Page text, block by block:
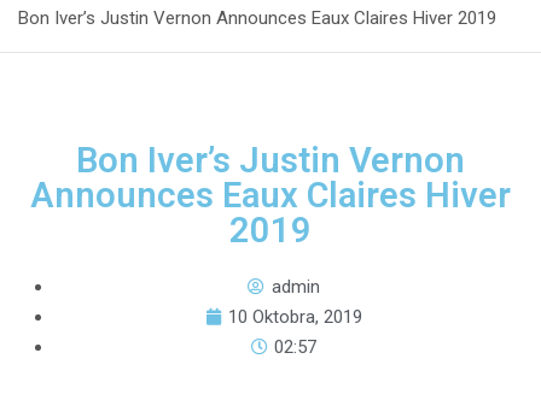
Bon Iver’s Justin Vernon Announces Eaux Claires Hiver 2019
Bon Iver’s Justin Vernon
Announces Eaux Claires Hiver
2019
admin
10 Oktobra, 2019
02:57